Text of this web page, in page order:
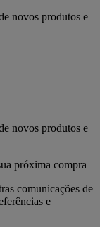
novos produtos e
novos produtos e
próxima compra
comunicações de
e